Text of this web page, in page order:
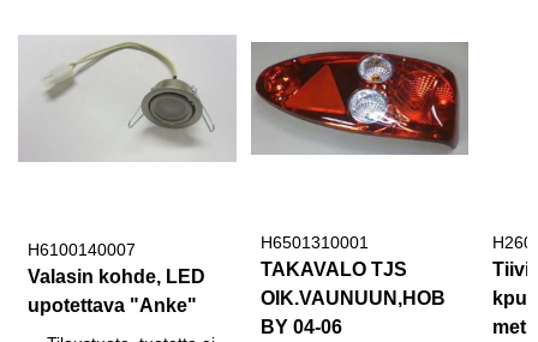
H6100140007
Valasin kohde, LED
upotettava "Anke"
H6501310001
TAKAVALO TJS
OIK.VAUNUUN,HOB
BY 04-06